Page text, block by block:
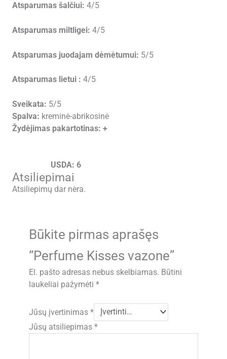
Atsparumas šalčiui: 4/5
Atsparumas miltligei: 4/5
Atsparumas juodajam dėmėtumui: 5/5
Atsparumas lietui : 4/5
Sveikata: 5/5
Spalva: kreminė-abrikosinė
Žydėjimas pakartotinas: +
USDA: 6
Atsiliepimai
Atsiliepimų dar nėra.
Būkite pirmas aprašęs
“Perfume Kisses vazone”
El. pašto adresas nebus skelbiamas. Būtini
laukeliai pažymėti*
Jūsų įvertinimas*
Jūsų atsiliepimas*